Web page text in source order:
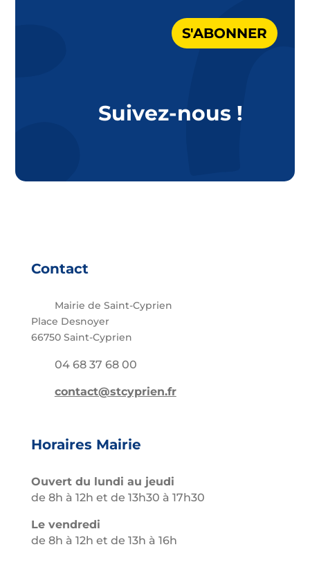
S'ABONNER
Suivez-nous !
Contact
Mairie de Saint-Cyprien
Place Desnoyer
66750 Saint-Cyprien
04 68 37 68 00
contact@stcyprien.fr
Horaires Mairie
Ouvert du lundi au jeudi
de 8h à 12h et de 13h30 à 17h30
Le vendredi
de 8h à 12h et de 13h à 16h